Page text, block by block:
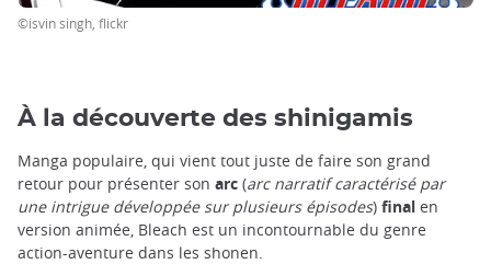
©isvin singh, flickr
À la découverte des shinigamis
Manga populaire, qui vient tout juste de faire son grand
retour pour présenter son arc (arc narratif caractérisé par
une intrigue développée sur plusieurs épisodes) final en
version animée, Bleach est un incontournable du genre
action-aventure dans les shonen.